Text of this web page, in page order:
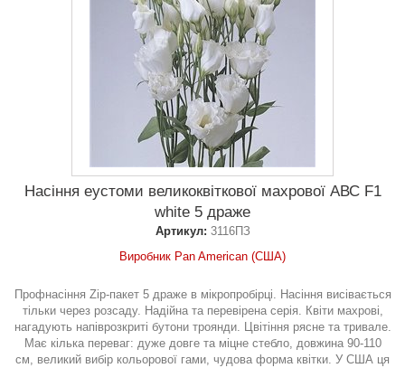
Насіння еустоми великоквіткової махрової АВС F1
white 5 драже
Артикул: 3116ПЗ
Виробник Pan American (США)
Профнасіння Zip-пакет 5 драже в мікропробірці. Насіння висівається
тільки через розсаду. Надійна та перевірена серія. Квіти махрові,
нагадують напіврозкриті бутони троянди. Цвітіння рясне та тривале.
Має кілька переваг: дуже довге та міцне стебло, довжина 90-110
см, великий вибір кольорової гами, чудова форма квітки. У США ця